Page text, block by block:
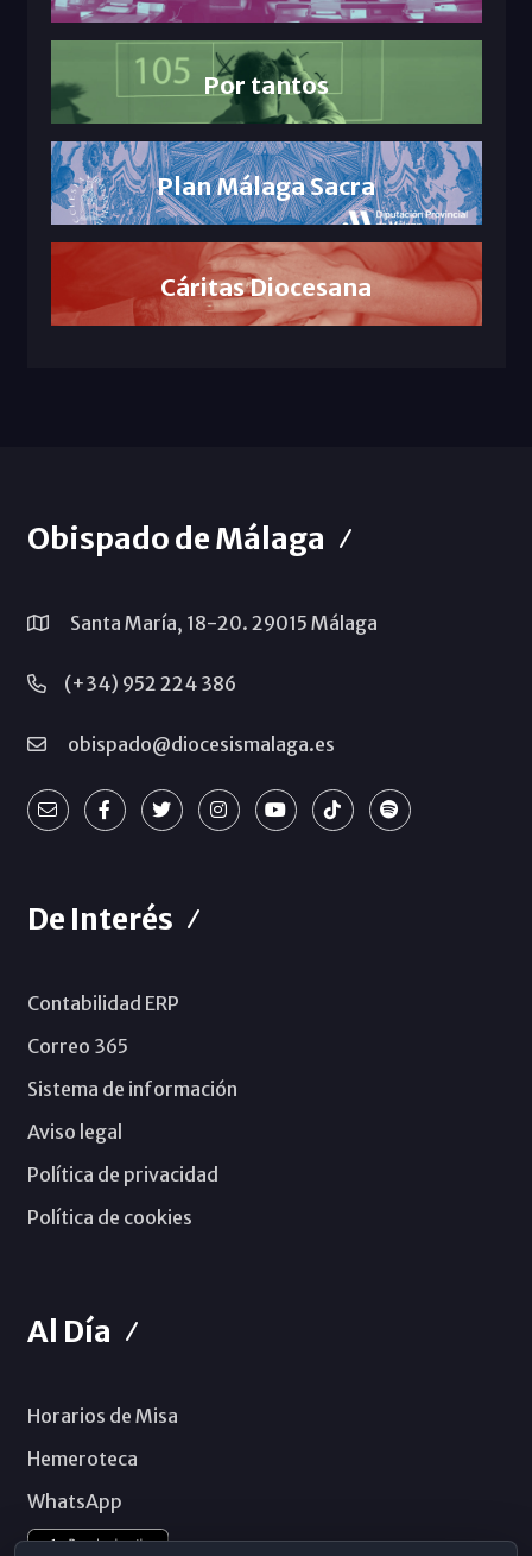
Por tantos
Plan Málaga Sacra
Cáritas Diocesana
Obispado de Málaga
Santa María, 18-20. 29015 Málaga
(+34) 952 224 386
obispado@diocesismalaga.es
De Interés
Contabilidad ERP
Correo 365
Sistema de información
Aviso legal
Política de privacidad
Política de cookies
Al Día
Horarios de Misa
Hemeroteca
WhatsApp